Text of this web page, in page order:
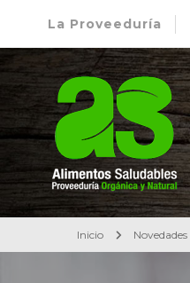
La Proveeduría
Alimentos
Proveeduría Orgánica
Inicio